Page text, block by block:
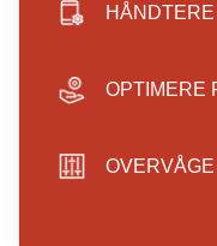
OPTIMERE